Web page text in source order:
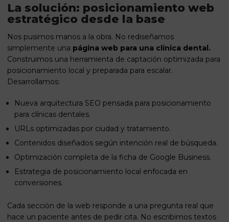
La solución: posicionamiento web
estratégico desde la base
Nos pusimos manos a la obra. No rediseñamos
simplemente una página web para una clínica dental.
Construimos una herramienta de captación optimizada para
posicionamiento local y preparada para escalar.
Desarrollamos:
Nueva arquitectura SEO pensada para posicionamiento
para clínicas dentales.
URLs optimizadas por ciudad y tratamiento.
Contenidos diseñados según intención real de búsqueda.
Optimización completa de la ficha de Google Business.
Estrategia de posicionamiento local enfocada en
conversiones.
Cada sección de la web responde a una pregunta real que
hace un paciente antes de pedir cita. No escribimos textos